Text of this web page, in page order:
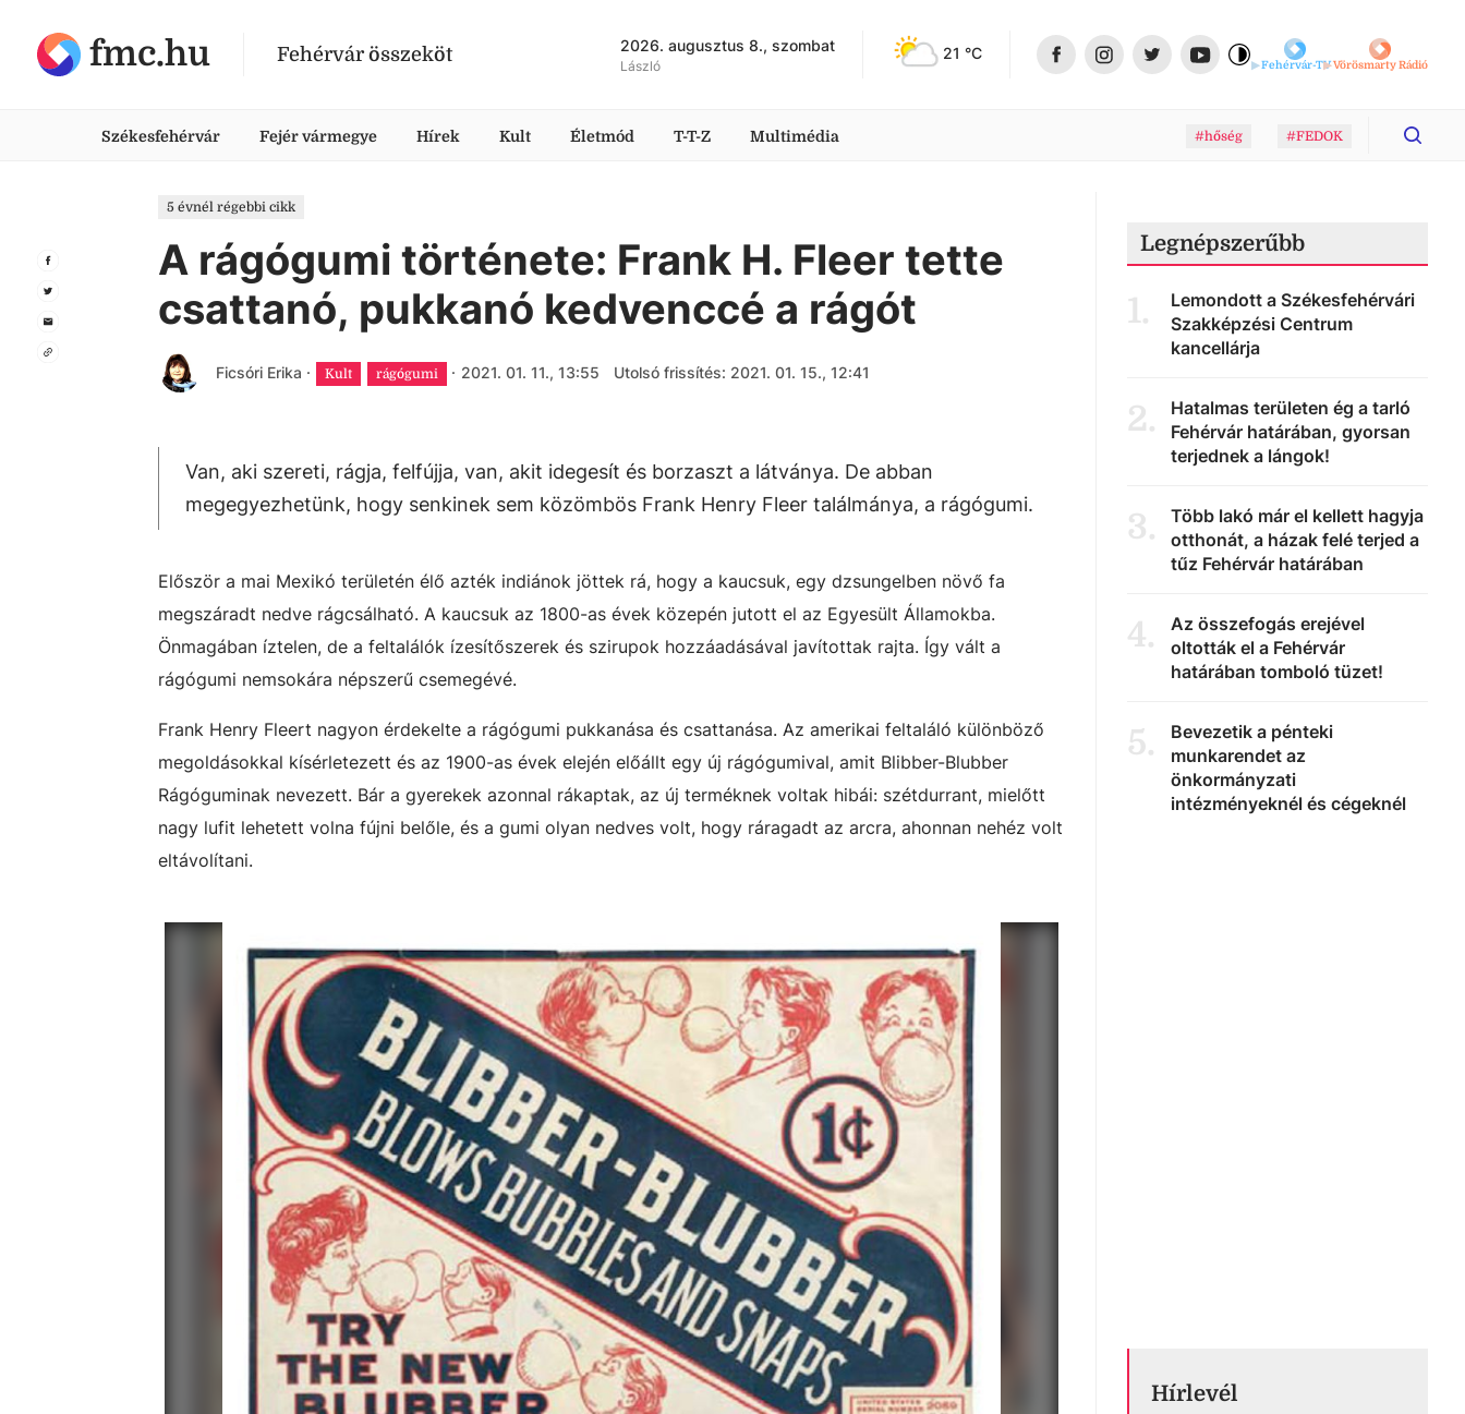
fmc.hu Fehérvár összeköt 2026. augusztus 8., szombat
László
21 °C
Fehérvár-TVVörösmarty Rádió
Székesfehérvár Fejér vármegye Hírek Kult Életmód T-T-Z Multimédia #hőség #FEDOK
5 évnél régebbi cikk
A rágógumi története: Frank H. Fleer tette
csattanó, pukkanó kedvenccé a rágót
Ficsóri Erika · Kult rágógumi · 2021. 01. 11., 13:55 Utolsó frissítés: 2021. 01. 15., 12:41
Van, aki szereti, rágja, felfújja, van, akit idegesít és borzaszt a látványa. De abban
megegyezhetünk, hogy senkinek sem közömbös Frank Henry Fleer találmánya, a rágógumi.
Először a mai Mexikó területén élő azték indiánok jöttek rá, hogy a kaucsuk, egy dzsungelben növő fa
megszáradt nedve rágcsálható. A kaucsuk az 1800-as évek közepén jutott el az Egyesült Államokba.
Önmagában íztelen, de a feltalálók ízesítőszerek és szirupok hozzáadásával javítottak rajta. Így vált a
rágógumi nemsokára népszerű csemegévé.
Frank Henry Fleert nagyon érdekelte a rágógumi pukkanása és csattanása. Az amerikai feltaláló különböző
megoldásokkal kísérletezett és az 1900-as évek elején előállt egy új rágógumival, amit Blibber-Blubber
Rágóguminak nevezett. Bár a gyerekek azonnal rákaptak, az új terméknek voltak hibái: szétdurrant, mielőtt
nagy lufit lehetett volna fújni belőle, és a gumi olyan nedves volt, hogy ráragadt az arcra, ahonnan nehéz volt
eltávolítani.
Legnépszerűbb
1.
Lemondott a Székesfehérvári
Szakképzési Centrum
kancellárja
2.
Hatalmas területen ég a tarló
Fehérvár határában, gyorsan
terjednek a lángok!
3.
Több lakó már el kellett hagyja
otthonát, a házak felé terjed a
tűz Fehérvár határában
4.
Az összefogás erejével
oltották el a Fehérvár
határában tomboló tüzet!
5.
Bevezetik a pénteki
munkarendet az
önkormányzati
intézményeknél és cégeknél
Hírlevél